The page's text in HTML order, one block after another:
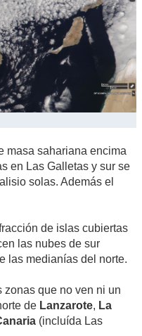
masa sahariana encima
en Las Galletas y sur se
solas. Además el
de islas cubiertas
las nubes de sur
las medianías del norte.
zonas que no ven ni un
de Lanzarote, La
(incluída Las